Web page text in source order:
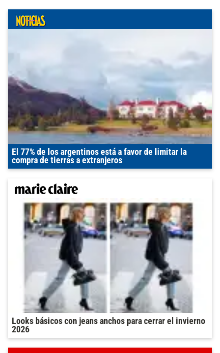
El 77% de los argentinos está a favor de limitar la
compra de tierras a extranjeros
Looks básicos con jeans anchos para cerrar el invierno
2026